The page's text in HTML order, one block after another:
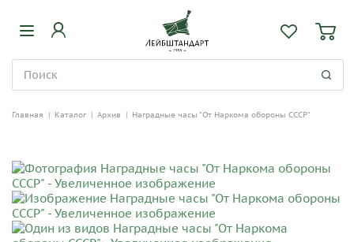
Главная | Каталог | Архив | Наградные часы "От Наркома обороны СССР"